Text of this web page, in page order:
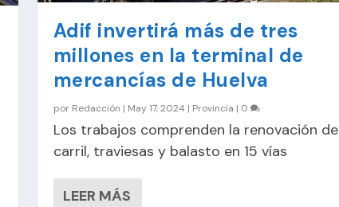
Adif invertirá más de tres
millones en la terminal de
mercancías de Huelva
por Redacción | May 17, 2024 | Provincia | 0
Los trabajos comprenden la renovación de
carril, traviesas y balasto en 15 vías
LEER MÁS